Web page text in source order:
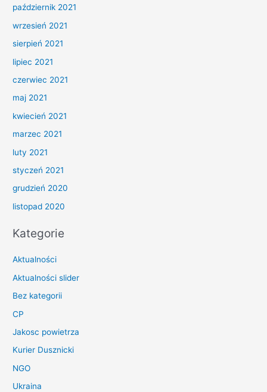
październik 2021
wrzesień 2021
sierpień 2021
lipiec 2021
czerwiec 2021
maj 2021
kwiecień 2021
marzec 2021
luty 2021
styczeń 2021
grudzień 2020
listopad 2020
Kategorie
Aktualności
Aktualności slider
Bez kategorii
CP
Jakosc powietrza
Kurier Dusznicki
NGO
Ukraina